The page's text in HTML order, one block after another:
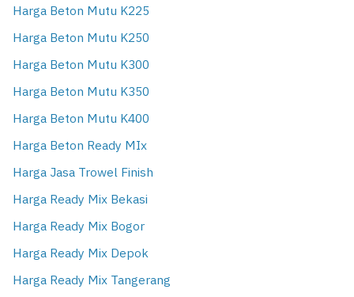
Harga Beton Mutu K225
Harga Beton Mutu K250
Harga Beton Mutu K300
Harga Beton Mutu K350
Harga Beton Mutu K400
Harga Beton Ready MIx
Harga Jasa Trowel Finish
Harga Ready Mix Bekasi
Harga Ready Mix Bogor
Harga Ready Mix Depok
Harga Ready Mix Tangerang